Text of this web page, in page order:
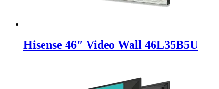
Hisense 46″ Video Wall 46L35B5U